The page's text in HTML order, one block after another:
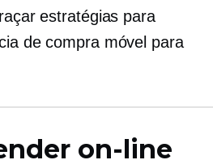
estratégias para
de compra móvel para
on-line